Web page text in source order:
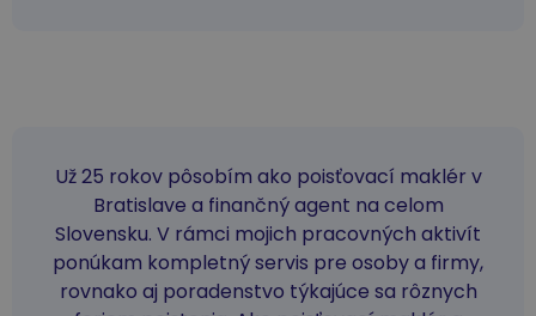
Už 25 rokov pôsobím ako poisťovací maklér v
Bratislave a finančný agent na celom
Slovensku. V rámci mojich pracovných aktivít
ponúkam kompletný servis pre osoby a firmy,
rovnako aj poradenstvo týkajúce sa rôznych